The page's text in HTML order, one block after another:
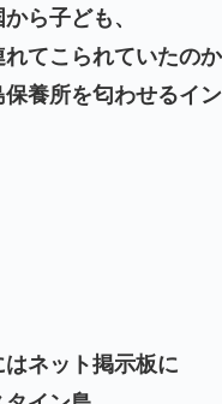
ら子ども、
てこられていたのか
養所を匂わせるイ
ネット掲示板に